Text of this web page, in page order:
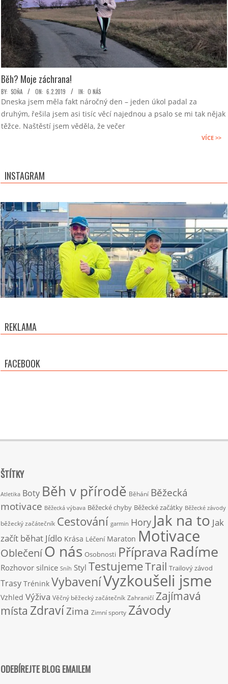
Běh? Moje záchrana!
2019-
02-
06
BY: SOŇA ON: 6.2.2019 IN: O NÁS
Dneska jsem měla fakt náročný den – jeden úkol padal za
druhým, řešila jsem asi tisíc věcí najednou a psalo se mi tak nějak
těžce. Naštěstí jsem věděla, že večer
VÍCE >>
INSTAGRAM
REKLAMA
FACEBOOK
ŠTÍTKY
Atletika Boty Běh v přírodě Běhání Běžecká
motivace Běžecká výbava Běžecké chyby Běžecké začátky Běžecké závody
běžecký začátečník Cestování garmin Hory Jak na to Jak
začít běhat Jídlo Krása Léčení Maraton Motivace
OblečeníO nás Osobnosti Příprava Radíme
Rozhovor silnice Sníh Styl TestujemeTrail Trailový závod
Trasy Trénink VybaveníVyzkoušeli jsme
Vzhled Výživa Věčný běžecký začátečník Zahraničí Zajímavá
místa ZdravíZima Zimní sporty Závody
ODEBÍREJTE BLOG EMAILEM